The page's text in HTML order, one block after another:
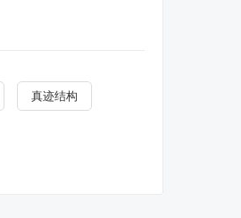
真迹结构